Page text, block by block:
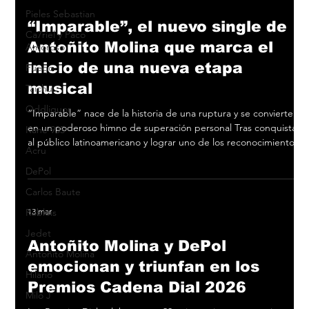
Pieles Sebastian
Ca7riel y Paco
Amoroso
Fuego
Taichu
Oddliquor
Kane 935
Acru
DePol
Carlos Baute
Robleis
Jedet
Antoñito Molina
Hilario
Milo J
“Imparable”, el nuevo single de
Antoñito Molina que marca el
inicio de una nueva etapa
musical
“Imparable” nace de la historia de una ruptura y se convierte
en un poderoso himno de superación personal Tras conquistar
al público latinoamericano y lograr uno de los reconocimientos
más prestigiosos de la música en español en el Festival
Internacional de Viña del Mar, Antoñito Molina inicia una nueva
etapa con “Imparable” , su nuevo single, ya disponible en
de una ruptura y se convierte en un poderoso himno
13 mar
Antoñito Molina y DePol
emocionan y triunfan en los
Premios Cadena Dial 2026